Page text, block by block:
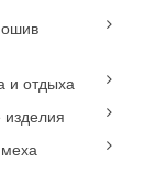
и отдыха